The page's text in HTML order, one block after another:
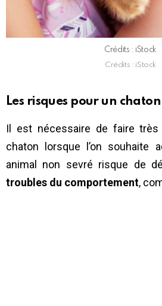
Crédits : iStock
Crédits : iStock
Les risques pour un
Il est nécessaire de faire très
chaton lorsque l’on souhaite
animal non sevré risque de
troubles du comportement,